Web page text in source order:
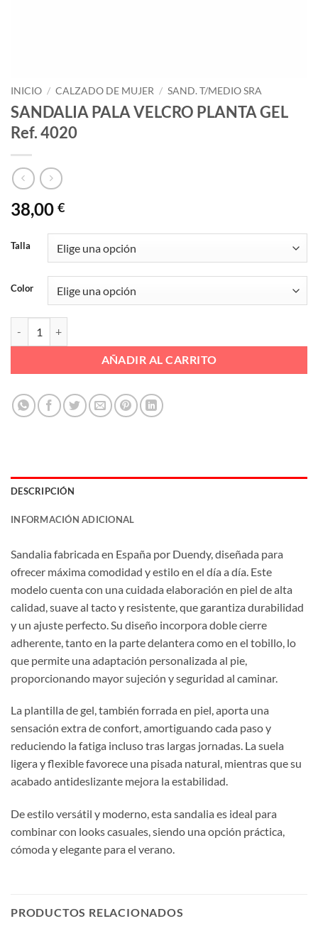
INICIO / CALZADO DE MUJER / SAND. T/MEDIO SRA
SANDALIA PALA VELCRO PLANTA GEL
Ref. 4020
38,00 €
Talla
Color
AÑADIR AL CARRITO
DESCRIPCIÓN
INFORMACIÓN ADICIONAL
Sandalia fabricada en España por Duendy, diseñada para
ofrecer máxima comodidad y estilo en el día a día. Este
modelo cuenta con una cuidada elaboración en piel de alta
calidad, suave al tacto y resistente, que garantiza durabilidad
y un ajuste perfecto. Su diseño incorpora doble cierre
adherente, tanto en la parte delantera como en el tobillo, lo
que permite una adaptación personalizada al pie,
proporcionando mayor sujeción y seguridad al caminar.
La plantilla de gel, también forrada en piel, aporta una
sensación extra de confort, amortiguando cada paso y
reduciendo la fatiga incluso tras largas jornadas. La suela
ligera y flexible favorece una pisada natural, mientras que su
acabado antideslizante mejora la estabilidad.
De estilo versátil y moderno, esta sandalia es ideal para
combinar con looks casuales, siendo una opción práctica,
cómoda y elegante para el verano.
PRODUCTOS RELACIONADOS